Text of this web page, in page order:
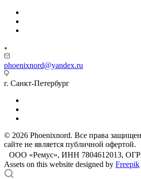
phoenixnord@yandex.ru
г. Санкт-Петербург
© 2026 Phoenixnord. Все права
сайте не является публичной офертой.
ООО «Ремус», ИНН 7804612013,
Assets on this website designed by Freepik